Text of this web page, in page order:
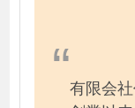
有限会